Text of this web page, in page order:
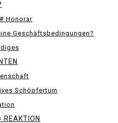
Honorar
Geschäftsbedingungen?
Schöpfertum
REAKTION